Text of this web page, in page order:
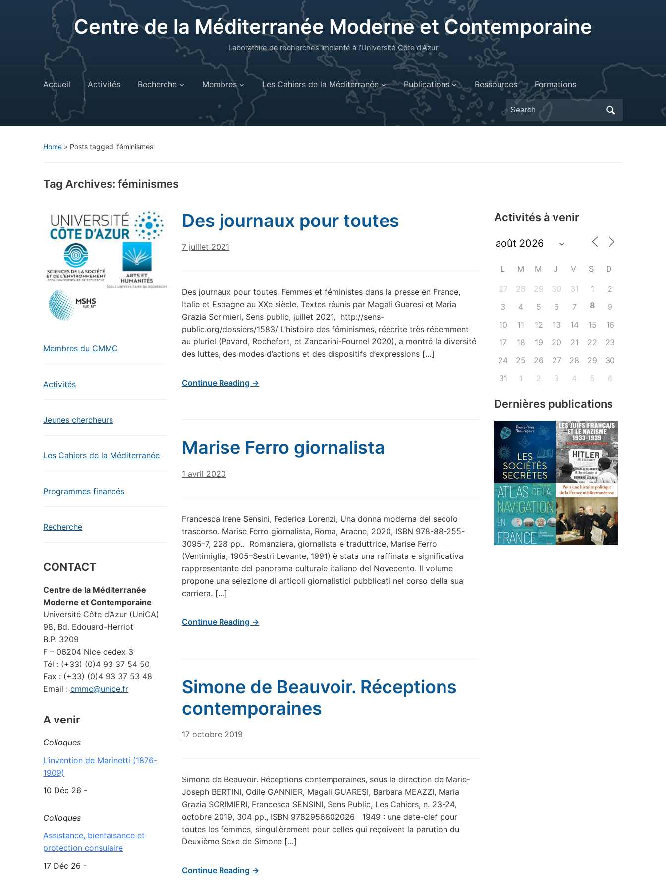
Centre de la Méditerranée Moderne et Contemporaine
Laboratoire de recherches implanté à l’Université Côte d'Azur
Accueil Activités Recherche Membres Les Cahiers de la Méditerranée Publications Ressources Formations
Search
for:
Home » Posts tagged 'féminismes'
Tag Archives: féminismes
Membres du CMMC
Activités
Jeunes chercheurs
Les Cahiers de la Méditerranée
Programmes financés
Recherche
CONTACT
Centre de la Méditerranée
Moderne et Contemporaine
Université Côte d’Azur (UniCA)
98, Bd. Edouard-Herriot
B.P. 3209
F – 06204 Nice cedex 3
Tél : (+33) (0)4 93 37 54 50
Fax : (+33) (0)4 93 37 53 48
Email : cmmc@unice.fr
A venir
Colloques
L’invention de Marinetti (1876-
1909)
10 Déc 26 -
Colloques
Assistance, bienfaisance et
protection consulaire
17 Déc 26 -
Des journaux pour toutes
7 juillet 2021
Des journaux pour toutes. Femmes et féministes dans la presse en France,
Italie et Espagne au XXe siècle. Textes réunis par Magali Guaresi et Maria
Grazia Scrimieri, Sens public, juillet 2021, http://sens-
public.org/dossiers/1583/ L’histoire des féminismes, réécrite très récemment
au pluriel (Pavard, Rochefort, et Zancarini-Fournel 2020), a montré la diversité
des luttes, des modes d’actions et des dispositifs d’expressions […]
Continue Reading →
Marise Ferro giornalista
1 avril 2020
Francesca Irene Sensini, Federica Lorenzi, Una donna moderna del secolo
trascorso. Marise Ferro giornalista, Roma, Aracne, 2020, ISBN 978-88-255-
3095-7, 228 pp.. Romanziera, giornalista e traduttrice, Marise Ferro
(Ventimiglia, 1905–Sestri Levante, 1991) è stata una raffinata e significativa
rappresentante del panorama culturale italiano del Novecento. Il volume
propone una selezione di articoli giornalistici pubblicati nel corso della sua
carriera. […]
Continue Reading →
Simone de Beauvoir. Réceptions
contemporaines
17 octobre 2019
Simone de Beauvoir. Réceptions contemporaines, sous la direction de Marie-
Joseph BERTINI, Odile GANNIER, Magali GUARESI, Barbara MEAZZI, Maria
Grazia SCRIMIERI, Francesca SENSINI, Sens Public, Les Cahiers, n. 23-24,
octobre 2019, 304 pp., ISBN 9782956602026 1949 : une date-clef pour
toutes les femmes, singulièrement pour celles qui reçoivent la parution du
Deuxième Sexe de Simone […]
Continue Reading →
Activités à venir
L M M J V S D
27 28 29 30 31 1
2
3
4 5 6 7 8
9
10
11 12 13 14 15
16
17
18 19 20 21 22
23
24
25 26 27 28 29
30
31
1 2 3 4 5 6
Dernières publications